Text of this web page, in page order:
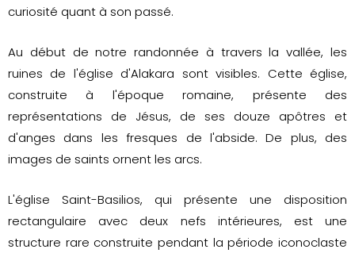
curiosité quant à son passé.
Au début de notre randonnée à travers la vallée, les
ruines de l'église d'Alakara sont visibles. Cette église,
construite à l'époque romaine, présente des
représentations de Jésus, de ses douze apôtres et
d'anges dans les fresques de l'abside. De plus, des
images de saints ornent les arcs.
L'église Saint-Basilios, qui présente une disposition
rectangulaire avec deux nefs intérieures, est une
structure rare construite pendant la période iconoclaste